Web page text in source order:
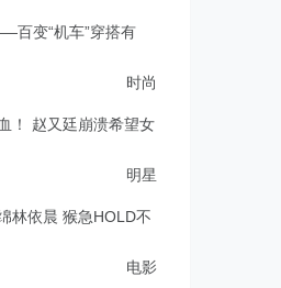
百变“机车”穿搭有
时尚
！ 赵又廷崩溃希望女
明星
林依晨 猴急HOLD不
电影